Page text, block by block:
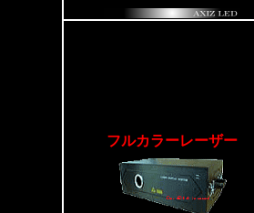
フルカラーレーザー